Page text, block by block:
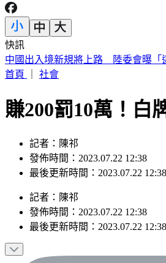
快訊
被選上國民法官該怎麼辦? 司法院廣
首頁
社會
賺200罰10萬！
記者：陳祁
發佈時間：2023.07.22 12:38
最後更新時間：2023.07.22 12:38
記者 ： 陳祁
發佈時間： 2023.07.22 12:38
最後更新時間： 2023.07.22 12:38